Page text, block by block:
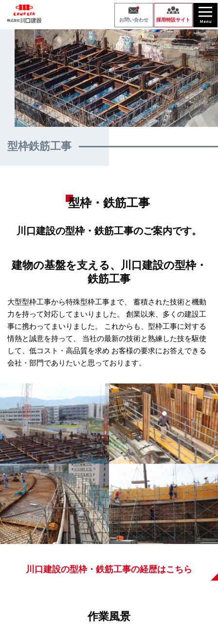
お問い合わせ 採用特設サイト
型枠鉄筋工事
型枠・鉄筋工事
川口建設の型枠・鉄筋工事のご案内です。
建物の基盤を支える、川口建設の型枠・
鉄筋工事
大型型枠工事から特殊型枠工事まで、 蓄積された技術と機動
力を持って対応してまいりました。 創業以来、多くの建設工
事に携わってまいりました。 これからも、型枠工事に対する
情熱と誠意を持って、 当社の最新の技術と熟練した技を駆使
して、低コスト・高品質を求め お客様の要求にお答えできる
会社・部門でありたいと思っております。
川口建設の型枠・鉄筋工事の経歴はこちら
作業風景